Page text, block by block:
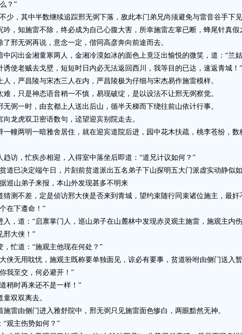
？”
，其中半数继续追踪邢无弼下落，敌此本门弟兄尚须避免与雷音谷手下
知施雷不除，终必成为自己心腹大害，所幸施雷左掌已断，蜂尾针真假
无弼再说，意念一定，偕同高彦奔向前途而去。
出金湘童寒两人，金湘冷漠如冰的面色上竟泛出愉悦的微笑，道：“兰
诱使老贼去戈壁，短短时日内必无法返回西川，我等目的已达，速返青城！”
严昌陵与宋杰三人在内，严昌陵极为仔细与宋杰易作施雷模样。
只是神态语音稍一不慎，易现破绽，是以设法不让邢无弼察觉。
一时，由玄都上人送出后山，循半天梯而下绕往前山依计行事。
虎双卫密语数句，迳望迎宾别院走去。
两明一暗雅舍居住，就在迎宾道院后进，园中花木扶疏，桃李苍纷，数
，忙疾步相迎，入得室中落坐后即道：“道兄计议如何？”
巳决定端午日，片刻前贫道派出五名弟子下山探明五大门派虚实动静似
山弟子来报，本山外发现甚多不明来
不差，定是侦访邢大侠是否来到青城，望约束随行同束诸位施主，最奸
在下遵命！”
道：“启禀掌门人，巡山弟子在山麓林中发现赤灵观主施雷，施观主内
邢大侠！”
忙道：“施观主他现在何处？”
无用耽忧，施观主既称要单独面见，谅必有要事，贫道吩咐由侧门送入
至交，何必避开！”
时再来还不是一样！”
双双离去。
由侧门进入雅舒院中，邢无弼只见施雷面色惨白，两眼黯然无神。
主伤势如何？”